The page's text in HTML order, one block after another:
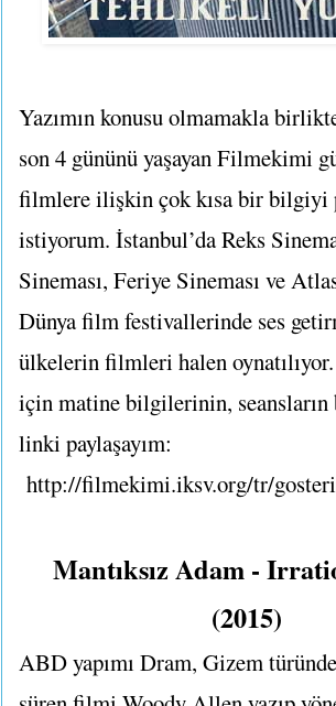
Yazımın konusu olmamakla
son 4 gününü yaşayan Filmekimi
filmlere ilişkin çok kısa bir bilgiyi
istiyorum. İstanbul’da Reks
Sineması, Feriye Sineması ve
Dünya film festivallerinde ses
ülkelerin filmleri halen
için matine bilgilerinin, seansların
linki paylaşayım:
http://filmekimi.iksv.org/tr/
Mantıksız Adam -
(2015)
ABD yapımı Dram, Gizem